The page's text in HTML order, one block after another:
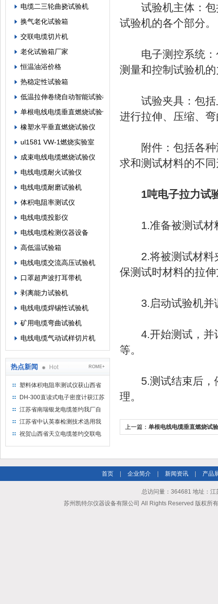
电缆二三轮曲挠试验机
换气老化试验箱
交联电缆切片机
老化试验箱厂家
恒温油浴价格
热稳定性试验箱
低温拉伸卷绕自动智能试验机
单根电线电缆垂直燃烧试验仪
橡塑水平垂直燃烧试验仪
ul1581 VW-1燃烧实验室
成束电线电缆燃烧试验仪
电线电缆耐火试验仪
电线电缆耐磨试验机
体积电阻率测试仪
电线电缆投影仪
电线电缆检测仪器设备
高低温试验箱
电线电缆交流高压试验机
口罩超声波打耳带机
剥离能力试验机
电线电缆焊锡性试验机
矿用电缆弯曲试验机
电线电缆气动试样切片机
热点新闻 Hot ROME+
塑料体积电阻率测试仪获山西省
水利机械厂选用
DH-300直读式电子密度计获江苏
省苏州市安信塑业选用
江苏省南瑞银龙电缆签约我厂自
然换气老化箱等电缆检测设备
江苏省中认英泰检测技术选用我
厂自然换气老化试验箱
祝贺山西省天立电缆签约交联电
试验机主体：包
试验机的各个部分。
电子测控系统：
测量和控制试验机
试验夹具：包括
进行拉伸、压缩、
附件：包括各种
求和测试材料的不
1吨电子拉力试
1.准备被测试材料
2.将被测试材料夹
保测试时材料的拉
3.启动试验机并调
4.开始测试，并记
等。
5.测试结束后，停
理。
上一篇： 单根电线电缆垂直燃烧试
首页 企业简介 新闻资讯 产品
总访问量：364681 地址：
苏州凯特尔仪器设备有限公司 All Rights Reserved 版权所